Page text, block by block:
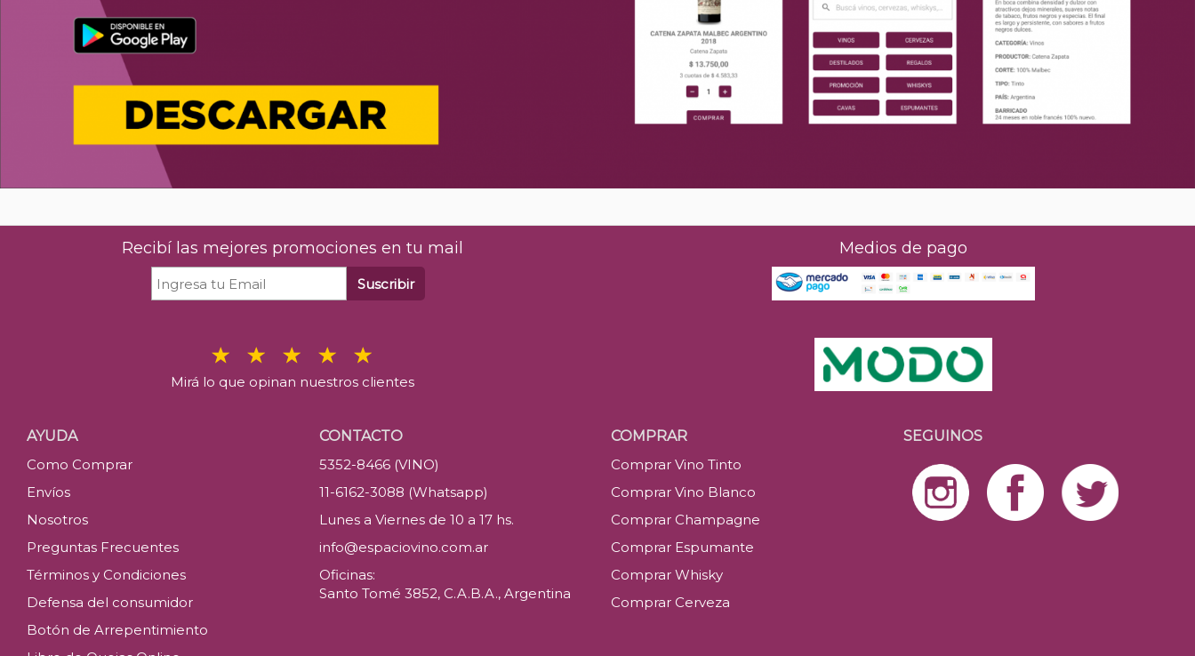
Recibí las mejores promociones en tu mail
Suscribir
Mirá lo que opinan nuestros clientes
Medios de pago
AYUDA
Como Comprar
Envíos
Nosotros
Preguntas Frecuentes
Términos y Condiciones
Defensa del consumidor
Botón de Arrepentimiento
CONTACTO
5352-8466 (VINO)
11-6162-3088 (Whatsapp)
Lunes a Viernes de 10 a 17 hs.
info@espaciovino.com.ar
Oficinas:
Santo Tomé 3852, C.A.B.A., Argentina
COMPRAR
Comprar Vino Tinto
Comprar Vino Blanco
Comprar Champagne
Comprar Espumante
Comprar Whisky
Comprar Cerveza
SEGUINOS